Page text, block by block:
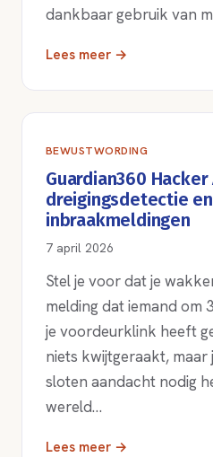
dankbaar gebruik van
Lees meer →
BEWUSTWORDING
Guardian360
dreigingsdetectie en
inbraakmeldingen
7 april 2026
Stel je voor dat je
melding dat iemand om
je voordeurklink heeft
niets kwijtgeraakt, maar
sloten aandacht nodig
wereld…
Lees meer →